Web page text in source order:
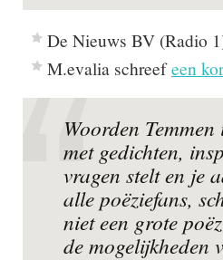
De Nieuws BV (Radio
M.evalia schreefeen
Woorden
met gedichten,
vragen stelt en je
alle poëziefans,
niet een grote
de mogelijkheden